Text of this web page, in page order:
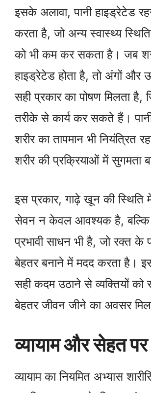
इसके अलावा, पानी हाइड्रेटेड
करता है, जो अन्य स्वास्थ्य
को भी कम कर सकता है। जब
हाइड्रेटेड होता है, तो अंगों और
सही प्रकार का पोषण मिलता है,
तरीके से कार्य कर सकते हैं।
शरीर का तापमान भी नियंत्रित
शरीर की प्रक्रियाओं में सुगमता
इस प्रकार, गाढ़े खून की स्थिति
सेवन न केवल आवश्यक है,
प्रभावी साधन भी है, जो रक्त के
बेहतर बनाने में मदद करता है।
सही कदम उठाने से व्यक्तियों
बेहतर जीवन जीने का अवसर
व्यायाम और सेहत पर
व्यायाम का नियमित अभ्यास